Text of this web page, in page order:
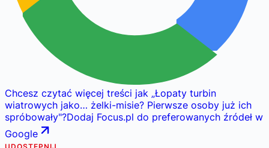
Chcesz czytać więcej treści jak „Łopaty turbin
wiatrowych jako… żelki-misie? Pierwsze osoby już ich
spróbowały"?Dodaj Focus.pl do preferowanych źródeł w
Google